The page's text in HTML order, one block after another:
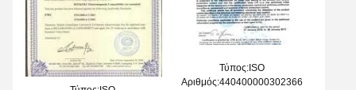
Τύπος:ISO
Αριθμός:440400000302366